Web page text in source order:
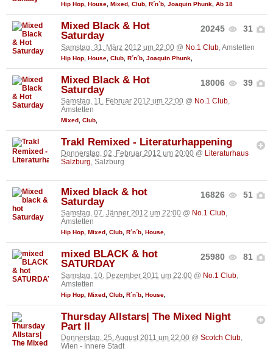
Hip Hop House Mixed Club R´n´b Joaquin Phunk Ab 18
20245 31
Mixed Black & Hot
Saturday
Samstag, 31. März 2012 um 22:00 @ No.1 Club , Amstetten
Hip Hop House Club R´n´b Joaquin Phunk
18006 39
Mixed Black & Hot
Saturday
Samstag, 11. Februar 2012 um 22:00 @ No.1 Club,
Amstetten
Mixed Club
Trakl Remixed - Literaturhappening
Donnerstag, 02. Februar 2012 um 20:00 @ Literaturhaus
Salzburg, Salzburg
16826 51
Mixed black & hot
Saturday
Samstag, 07. Jänner 2012 um 22:00 @ No.1 Club,
Amstetten
Hip Hop, Mixed, Club, R´n´b, House,
25980 81
mixed BLACK & hot
SATURDAY
Samstag, 10. Dezember 2011 um 22:00 @ No.1 Club
Amstetten
Hip Hop Mixed Club R´n´b House
Thursday Allstars| The Mixed Night
Part II
Donnerstag, 25. August 2011 um 22:00 @ Scotch Club,
Wien - Innere Stadt